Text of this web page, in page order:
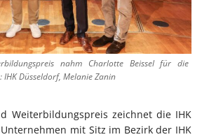
nahm Charlotte Beissel für die
IHK Düsseldorf, Melanie Zanin
Weiterbildungspreis zeichnet die IHK
mit Sitz im Bezirk der IHK